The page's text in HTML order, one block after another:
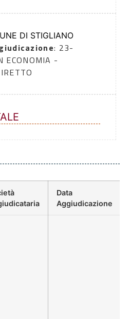
DI STIGLIANO
: 23-
ECONOMIA -
Data
Aggiudicazione